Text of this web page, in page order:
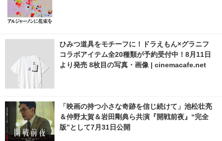
ひみつ道具をモチーフに！ドラえもん×グラニフ
コラボアイテム全20種類が予約受付中！8月11日
より発売 8枚目の写真・画像 | cinemacafe.net
「映画の持つ小さな奇跡を信じ続けて」池松壮亮
＆仲野太賀＆岩田剛典ら共演『開戦前夜』“完全
版”として7月31日公開